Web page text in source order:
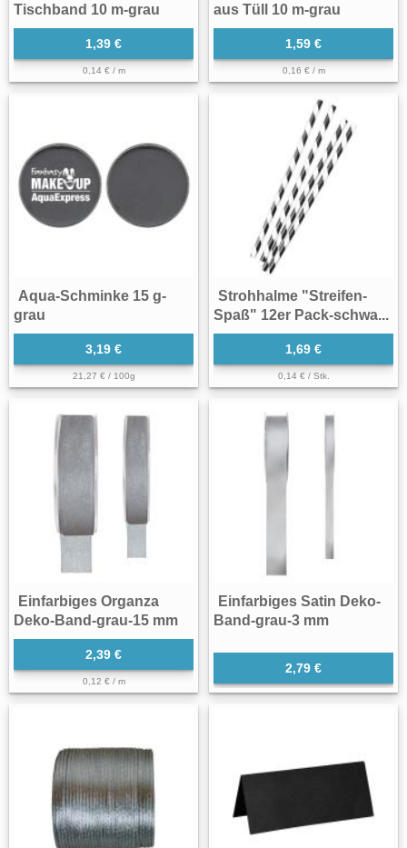
Tischband 10 m-grau
1,39 €
0,14 € / m
aus Tüll 10 m-grau
1,59 €
0,16 € / m
Aqua-Schminke 15 g-
grau
3,19 €
21,27 € / 100g
Strohhalme "Streifen-
Spaß" 12er Pack-schwa...
1,69 €
0,14 € / Stk.
Einfarbiges Organza
Deko-Band-grau-15 mm
2,39 €
0,12 € / m
Einfarbiges Satin Deko-
Band-grau-3 mm
2,79 €